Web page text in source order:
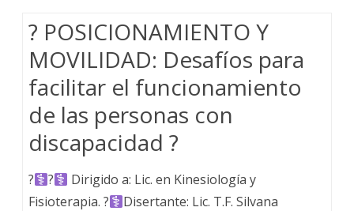
? POSICIONAMIENTO Y
MOVILIDAD: Desafíos para
facilitar el funcionamiento
de las personas con
discapacidad ?
?‍ ?‍
Dirigido a: Lic. en Kinesiología y
Fisioterapia. ?‍
Disertante: Lic. T.F. Silvana